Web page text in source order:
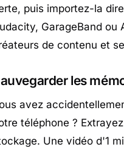
puis importez-la
GarageBand ou
de contenu et
les
avez
téléphone ?
Une vidéo d'1